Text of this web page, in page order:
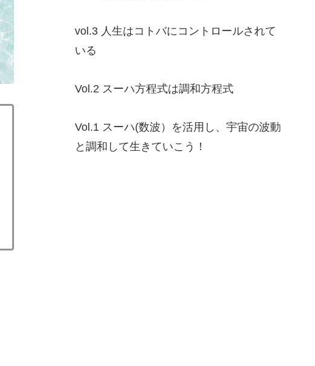
vol.3 人生はコトバにコントロールされて
いる
Vol.2 スーハ方程式は調和方程式
Vol.1 スーハ(数波）を活用し、宇宙の波動
と調和して生きていこう！